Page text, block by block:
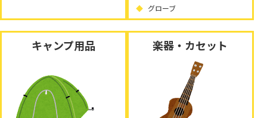
グローブ
キャンプ用品 楽器・カセット